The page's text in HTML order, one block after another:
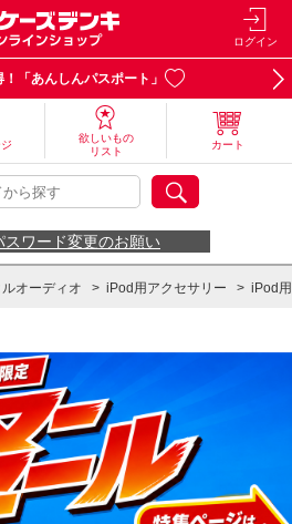
ログイン
「あんしんパスポート」
欲しいもの
リスト
カート
スワード変更のお願い
オーディオ > iPod用アクセサリー > iPod